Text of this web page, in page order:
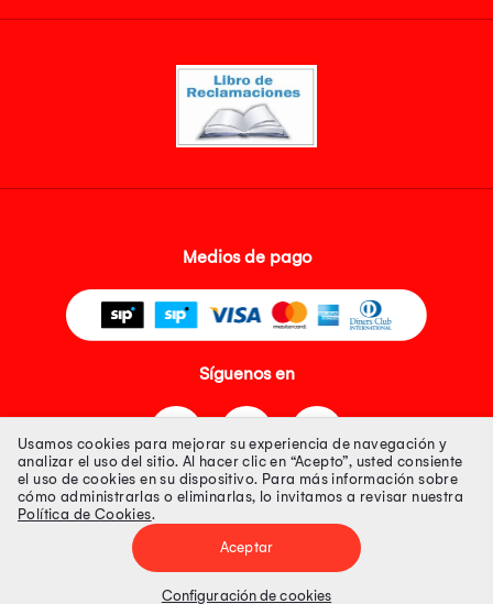
Medios de pago
Síguenos en
Tienda 100% Segura
Tiendas Peruanas S.A. R.U.C. Nº 20493020618. Todos los derechos
Usamos cookies para mejorar su experiencia de navegación y
analizar el uso del sitio. Al hacer clic en “Acepto”, usted consiente
el uso de cookies en su dispositivo. Para más información sobre
cómo administrarlas o eliminarlas, lo invitamos a revisar nuestra
Política de Cookies.
Aceptar
Configuración de cookies